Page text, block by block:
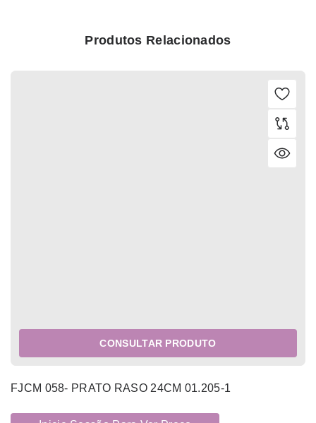
Produtos Relacionados
CONSULTAR PRODUTO
FJCM 058- PRATO RASO 24CM 01.205-1